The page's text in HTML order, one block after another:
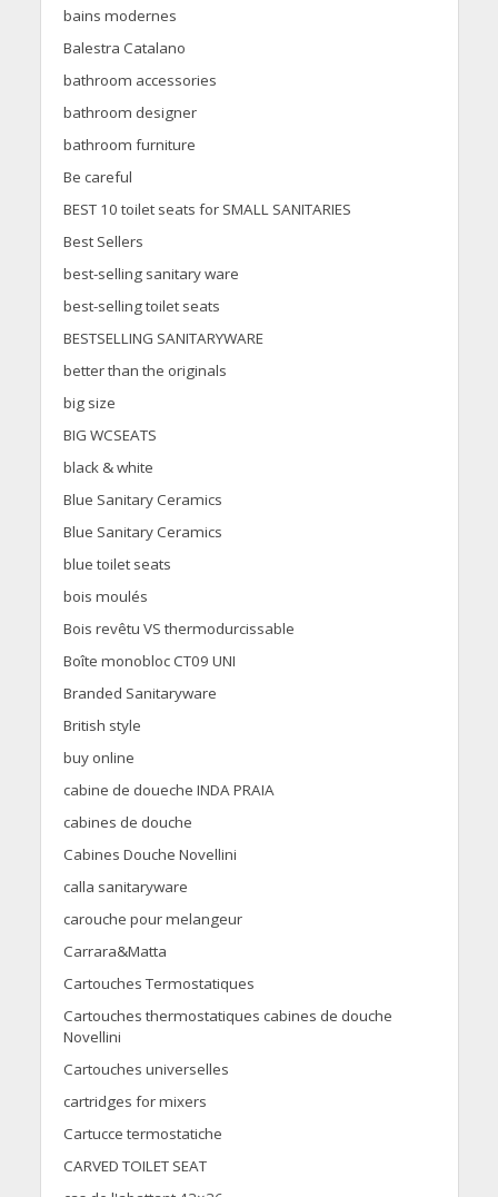
bains modernes
Balestra Catalano
bathroom accessories
bathroom designer
bathroom furniture
Be careful
BEST 10 toilet seats for SMALL SANITARIES
Best Sellers
best-selling sanitary ware
best-selling toilet seats
BESTSELLING SANITARYWARE
better than the originals
big size
BIG WCSEATS
black & white
Blue Sanitary Ceramics
Blue Sanitary Ceramics
blue toilet seats
bois moulés
Bois revêtu VS thermodurcissable
Boîte monobloc CT09 UNI
Branded Sanitaryware
British style
buy online
cabine de doueche INDA PRAIA
cabines de douche
Cabines Douche Novellini
calla sanitaryware
carouche pour melangeur
Carrara&Matta
Cartouches Termostatiques
Cartouches thermostatiques cabines de douche
Novellini
Cartouches universelles
cartridges for mixers
Cartucce termostatiche
CARVED TOILET SEAT